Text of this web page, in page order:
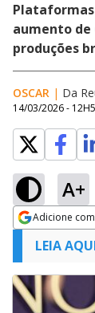
aumento de
produções
OSCAR | Da
14/03/2026 -
A+
Adicione
Opens in
LEIA